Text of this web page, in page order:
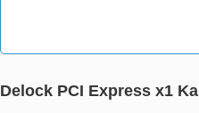
Delock PCI Express x1